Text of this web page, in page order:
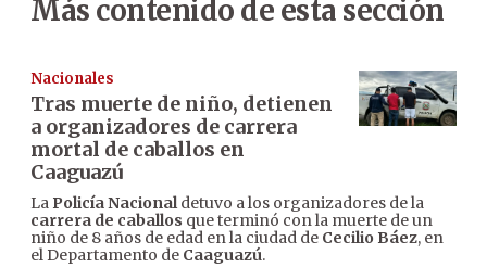
Más contenido de esta sección
Nacionales
Tras muerte de niño, detienen
a organizadores de carrera
mortal de caballos en
Caaguazú
La Policía Nacionaldetuvo a los organizadores de la
carrera de caballos que terminó con la muerte de un
niño de 8 años de edad en la ciudad de Cecilio Báez, en
el Departamento de Caaguazú.